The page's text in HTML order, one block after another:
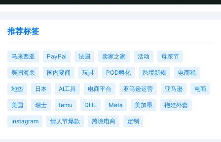
推荐标签
马来西亚 PayPal 法国 卖家之家 活动 母亲节
美国海关 国内要闻 玩具 POD孵化 跨境新规 电商税
地垫 日本 AI工具 电商平台 亚马逊运营 亚马逊 电商
美国 瑞士 temu DHL Meta 美加墨 抱娃外套
Instagram 情人节爆款 跨境电商 定制